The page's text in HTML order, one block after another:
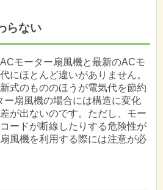
らない
モーター扇風機と最新のACモ
にほとんど違いがありません。
式のもののほうが電気代を節約
ー扇風機の場合には構造に変化
が出ないのです。ただし、モー
ードが断線したりする危険性が
風機を利用する際には注意が必